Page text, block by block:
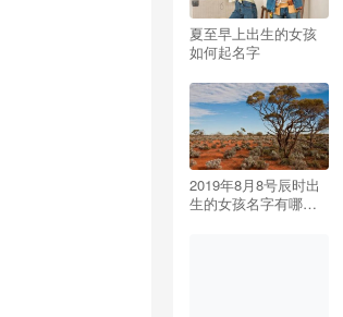
夏至早上出生的女孩
如何起名字
2019年8月8号辰时出
生的女孩名字有哪些